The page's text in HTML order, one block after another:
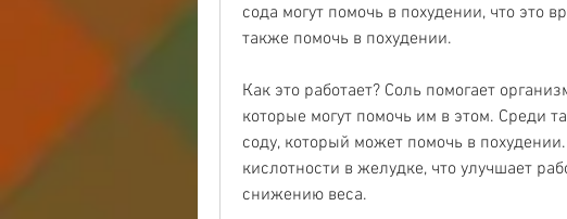
сода могут помочь в похудении, что это
также помочь в похудении.
Как это работает? Соль помогает
которые могут помочь им в этом. Среди
соду, который может помочь в
кислотности в желудке, что улучшает
снижению веса.